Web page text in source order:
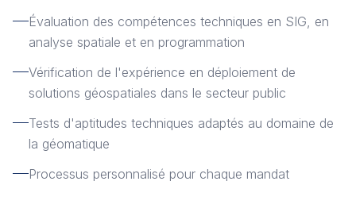
Évaluation des compétences techniques en SIG, en
analyse spatiale et en programmation
Vérification de l'expérience en déploiement de
solutions géospatiales dans le secteur public
Tests d'aptitudes techniques adaptés au domaine de
la géomatique
Processus personnalisé pour chaque mandat